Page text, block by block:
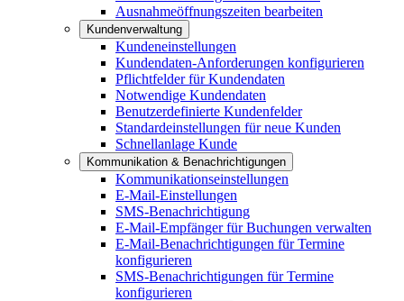
Ausnahmeöffnungszeiten bearbeiten
Kundenverwaltung
Kundeneinstellungen
Kundendaten-Anforderungen konfigurieren
Pflichtfelder für Kundendaten
Notwendige Kundendaten
Benutzerdefinierte Kundenfelder
Standardeinstellungen für neue Kunden
Schnellanlage Kunde
Kommunikation & Benachrichtigungen
Kommunikationseinstellungen
E-Mail-Einstellungen
SMS-Benachrichtigung
E-Mail-Empfänger für Buchungen verwalten
E-Mail-Benachrichtigungen für Termine
konfigurieren
SMS-Benachrichtigungen für Termine
konfigurieren